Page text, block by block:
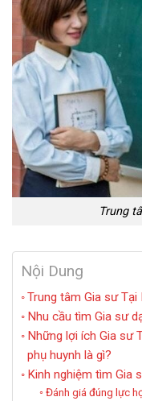
Trung
Nội Dung
Trung tâm Gia sư Tại
Nhu cầu tìm Gia sư
Những lợi ích Gia sư
phụ huynh là gì?
Kinh nghiệm tìm Gia
Đánh giá đúng lực